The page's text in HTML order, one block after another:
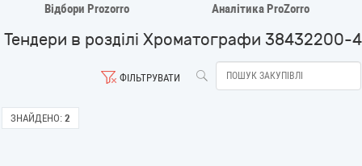
Відбори Prozorro Аналітика ProZorro
Тендери в розділі Хроматографи 38432200-4
ФІЛЬТРУВАТИ
ЗНАЙДЕНО: 2